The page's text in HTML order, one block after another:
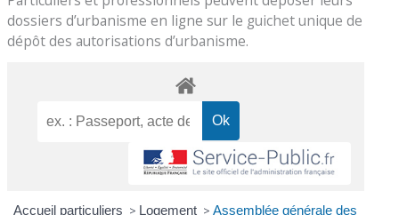
dossiers d’urbanisme en ligne sur le guichet unique de
dépôt des autorisations d’urbanisme.
Accueil particuliers > Logement > Assemblée générale des